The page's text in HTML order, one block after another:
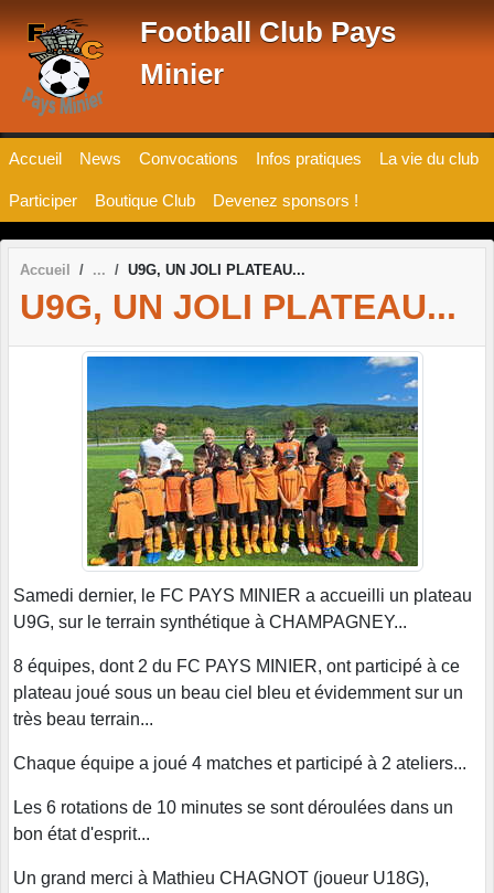
Football Club Pays
Minier
Accueil News Convocations Infos pratiques La vie du club
Participer Boutique Club Devenez sponsors !
Accueil U9G, UN JOLI PLATEAU...
U9G, UN JOLI PLATEAU...
Samedi dernier, le FC PAYS MINIER a accueilli un plateau
U9G, sur le terrain synthétique à CHAMPAGNEY...
8 équipes, dont 2 du FC PAYS MINIER, ont participé à ce
plateau joué sous un beau ciel bleu et évidemment sur un
très beau terrain...
Chaque équipe a joué 4 matches et participé à 2 ateliers...
Les 6 rotations de 10 minutes se sont déroulées dans un
bon état d'esprit...
Un grand merci à Mathieu CHAGNOT (joueur U18G),